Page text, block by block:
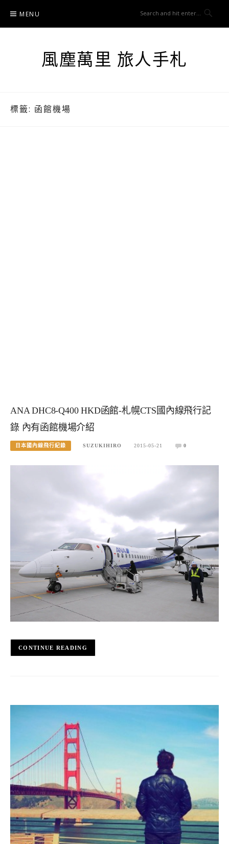
content
MENU
風塵萬里 旅人手札
標籤: 函館機場
ANA DHC8-Q400 HKD函館-札幌CTS國內線飛行記
錄 內有函館機場介紹
日本國內線飛行紀錄 SUZUKIHIRO 2015-05-21 0
CONTINUE READING